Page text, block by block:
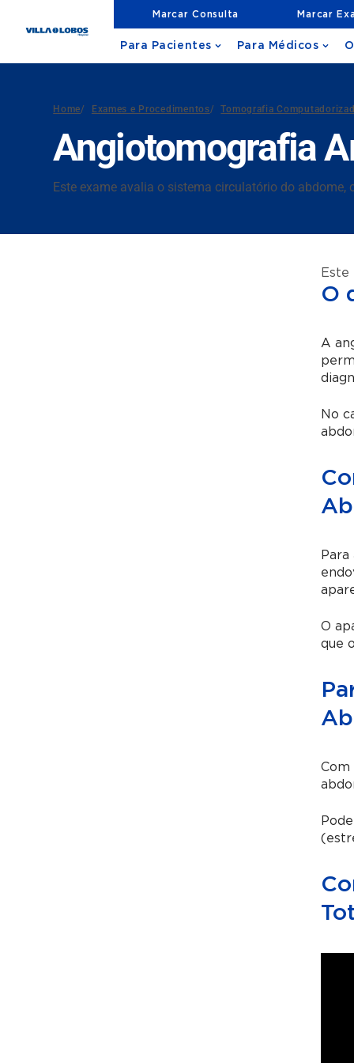
Marcar Consulta Marcar
Para Pacientes Para Médicos
Home/ Exames e Procedimentos/ Tomografia
Angiotomografia
Este exame avalia o sistema circulatório do
Este
O
A
No
O
que
Com